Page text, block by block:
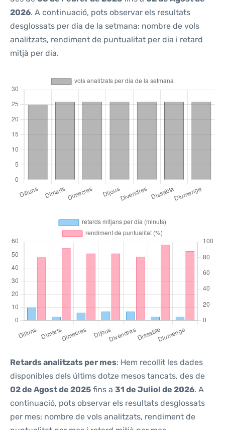
2026. A continuació, pots observar els resultats
desglossats per dia de la setmana: nombre de vols
analitzats, rendiment de puntualitat per dia i retard
mitjà per dia.
Retards analitzats per mes: Hem recollit les dades
disponibles dels últims dotze mesos tancats, des de
02 de Agost de 2025 fins a 31 de Juliol de 2026. A
continuació, pots observar els resultats desglossats
per mes: nombre de vols analitzats, rendiment de